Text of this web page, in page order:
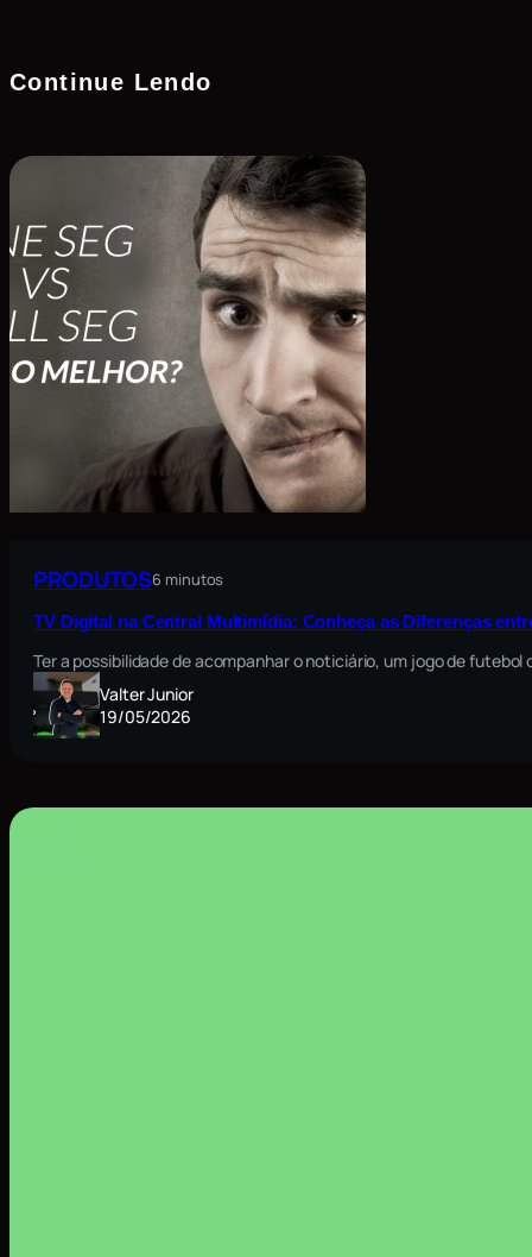
Continue Lendo
PRODUTOS6 minutos
TV Digital na Central Multimídia: Conheça as Diferenças
Ter a possibilidade de acompanhar o noticiário, um jogo de
Valter Junior
19/05/2026